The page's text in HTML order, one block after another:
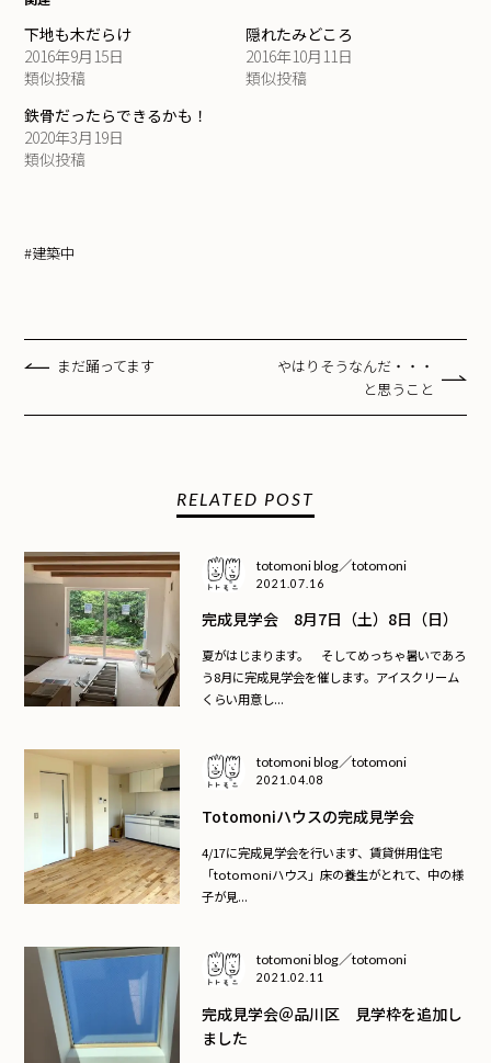
下地も木だらけ
2016年9月15日
類似投稿
隠れたみどころ
2016年10月11日
類似投稿
鉄骨だったらできるかも！
2020年3月19日
類似投稿
#建築中
まだ踊ってます
やはりそうなんだ・・・
と思うこと
RELATED POST
totomoni blog／totomoni
2021.07.16
完成見学会 8月7日（土）8日（日）
夏がはじまります。 そしてめっちゃ暑いであろ
う8月に完成見学会を催します。アイスクリーム
くらい用意し...
totomoni blog／totomoni
2021.04.08
Totomoniハウスの完成見学会
4/17に完成見学会を行います、賃貸併用住宅
「totomoniハウス」床の養生がとれて、中の様
子が見...
totomoni blog／totomoni
2021.02.11
完成見学会＠品川区 見学枠を追加し
ました